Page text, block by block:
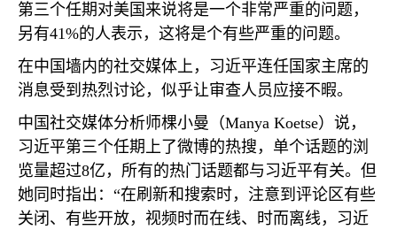
第三个任期对美国来说将是一个非常严重的问题，
另有41%的人表示，这将是个有些严重的问题。
在中国墙内的社交媒体上，习近平连任国家主席的
消息受到热烈讨论，似乎让审查人员应接不暇。
中国社交媒体分析师棵小曼（Manya Koetse）说，
习近平第三个任期上了微博的热搜，单个话题的浏
览量超过8亿，所有的热门话题都与习近平有关。但
她同时指出：“在刷新和搜索时，注意到评论区有些
关闭、有些开放，视频时而在线、时而离线，习近